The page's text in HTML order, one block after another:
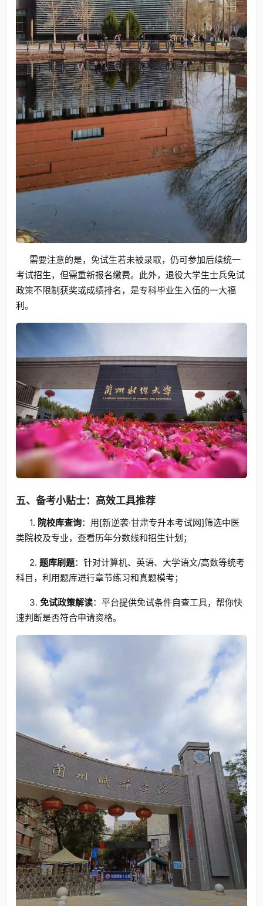
需要注意的是，免试生若未被录取，仍可参加后续统一
考试招生，但需重新报名缴费。此外，退役大学生士兵免试
政策不限制获奖或成绩排名，是专科毕业生入伍的一大福
利。
五、备考小贴士：高效工具推荐
1. 院校库查询：用[新逆袭·甘肃专升本考试网]筛选中医
类院校及专业，查看历年分数线和招生计划；
2. 题库刷题：针对计算机、英语、大学语文/高数等统考
科目，利用题库进行章节练习和真题模考；
3. 免试政策解读：平台提供免试条件自查工具，帮你快
速判断是否符合申请资格。